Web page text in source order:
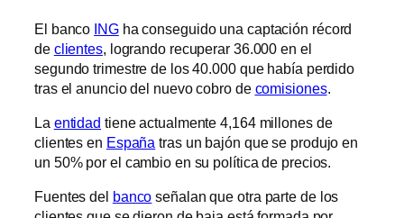
El banco INGha conseguido una captación récord
de clientes, logrando recuperar 36.000 en el
segundo trimestre de los 40.000 que había perdido
tras el anuncio del nuevo cobro de comisiones.
La entidad tiene actualmente 4,164 millones de
clientes en España tras un bajón que se produjo en
un 50% por el cambio en su política de precios.
Fuentes del banco señalan que otra parte de los